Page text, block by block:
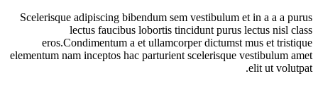
Scelerisque adipiscing bibendum sem vestibulum et in a a a purus
lectus faucibus lobortis tincidunt purus lectus nisl class
eros.Condimentum a et ullamcorper dictumst mus et tristique
elementum nam inceptos hac parturient scelerisque vestibulum amet
elit ut volutpat.